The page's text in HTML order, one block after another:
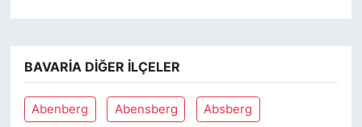
BAVARIA DIĞER İLÇELER
Abenberg Abensberg Absberg